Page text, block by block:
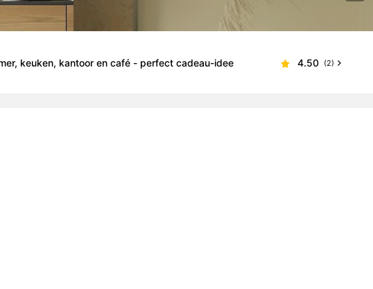
keuken, kantoor en café - perfect cadeau-idee 4.50 (2)